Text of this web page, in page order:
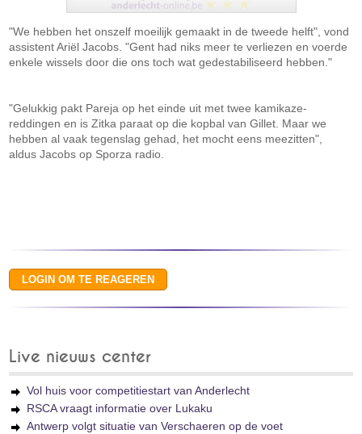
"We hebben het onszelf moeilijk gemaakt in de tweede helft", vond
assistent Ariël Jacobs. "Gent had niks meer te verliezen en voerde
enkele wissels door die ons toch wat gedestabiliseerd hebben."
"Gelukkig pakt Pareja op het einde uit met twee kamikaze-
reddingen en is Zitka paraat op die kopbal van Gillet. Maar we
hebben al vaak tegenslag gehad, het mocht eens meezitten",
aldus Jacobs op Sporza radio.
Live nieuws center
Vol huis voor competitiestart van Anderlecht
RSCA vraagt informatie over Lukaku
Antwerp volgt situatie van Verschaeren op de voet